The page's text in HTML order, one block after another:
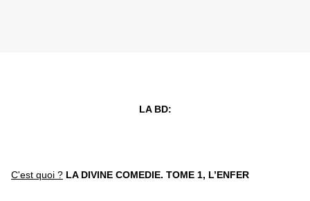
LA BD:
C'est quoi ? LA DIVINE COMEDIE. TOME 1, L’ENFER